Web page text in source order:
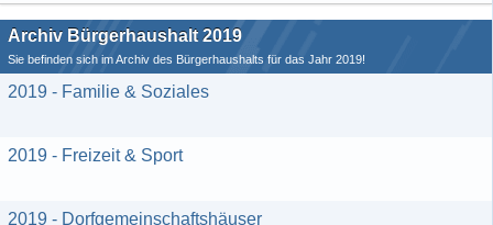
Archiv Bürgerhaushalt 2019
Sie befinden sich im Archiv des Bürgerhaushalts für das Jahr 2019!
2019 - Familie & Soziales
2019 - Freizeit & Sport
2019 - Dorfgemeinschaftshäuser